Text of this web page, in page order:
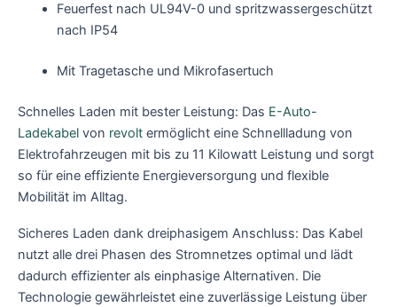
Feuerfest nach UL94V-0 und spritzwassergeschützt
nach IP54
Mit Tragetasche und Mikrofasertuch
Schnelles Laden mit bester Leistung: Das E-Auto-
Ladekabel von revolt ermöglicht eine Schnellladung von
Elektrofahrzeugen mit bis zu 11 Kilowatt Leistung und sorgt
so für eine effiziente Energieversorgung und flexible
Mobilität im Alltag.
Sicheres Laden dank dreiphasigem Anschluss: Das Kabel
nutzt alle drei Phasen des Stromnetzes optimal und lädt
dadurch effizienter als einphasige Alternativen. Die
Technologie gewährleistet eine zuverlässige Leistung über